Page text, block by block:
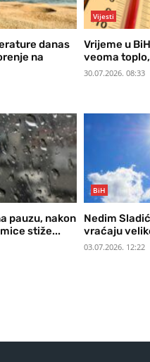
danas
na
Vijesti
Vrijeme u
veoma
30.07.2026. 08:33
pauzu, nakon
stiže...
BiH
Nedim
vraćaju
03.07.2026. 12:22